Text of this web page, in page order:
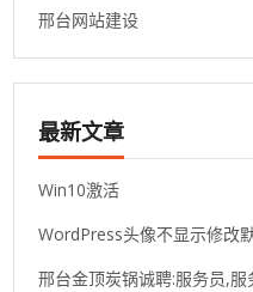
邢台网站建设
最新文章
Win10激活
WordPress头像不显示修改
邢台金顶炭锅诚聘:服务员,服